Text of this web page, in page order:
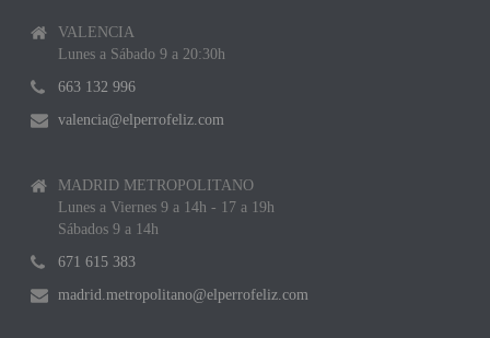
VALENCIA
Lunes a Sábado 9 a 20:30h
663 132 996
valencia@elperrofeliz.com
MADRID METROPOLITANO
Lunes a Viernes 9 a 14h - 17 a 19h
Sábados 9 a 14h
671 615 383
madrid.metropolitano@elperrofeliz.com